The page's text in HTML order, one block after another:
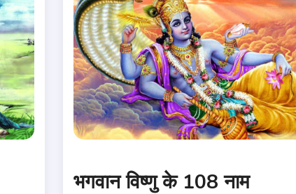
भगवान विष्णु के 108 नाम